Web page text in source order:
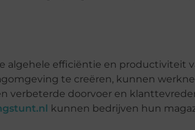
algehele efficiëntie en productiviteit
te creëren, kunnen
verbeterde doorvoer en
kunnen bedrijven hun